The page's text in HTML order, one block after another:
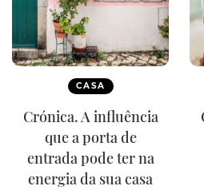
CASA
Crónica. A influência
que a porta de
entrada pode ter na
energia da sua casa